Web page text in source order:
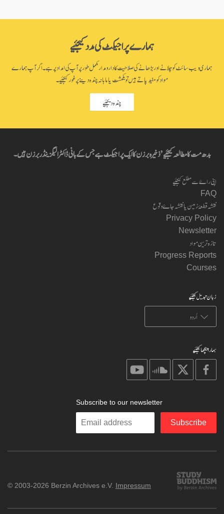
ہمارے پراجیکٹ کی مدد کیجئیے
ہماری ویب سائٹ کو چلانے اور بڑھانے کی صلاحیت کا دارومدار مکمل طور پر آپ کی امداد پر ہے۔ اگر آپ ہمارے
مواد کو مفید پاتے ہیں تو یکمشت یا ماہانہ چندہ دینے پر غور کیجئیے۔
چندہ دیجئیے
بدھ مت کا مطالعہ کیجئیے’ ذخیرہ برزن کا ایک پراجیکٹ ہے جس کے بانی ڈاکٹر الیگزینڈر برزن ہیں۔
اپنی راۓ سے مطلع کیجئیے
FAQ
نقشہ قطعۂ زمین یا نقشہ جاۓ وقوع
Privacy Policy
Newsletter
تازہ ترین مواد
Progress Reports
Courses
زبان تبدیل کیجئیے
ہمارا پیچھا کیجئیے
on
facebook
on
on
soundcloud
on
Subscribe to our newsletter
Enter
Subscribe
Study
Buddhism
© 2003-2026 Berzin Archives e.V. Impressum